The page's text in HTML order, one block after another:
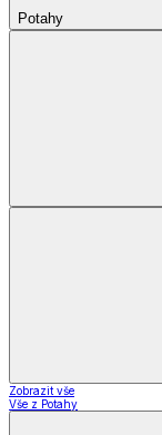
Potahy
Zobrazit vše
Vše z Potahy